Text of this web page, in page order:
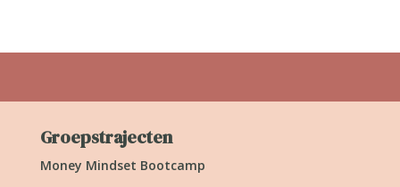
Groepstrajecten
Money Mindset Bootcamp